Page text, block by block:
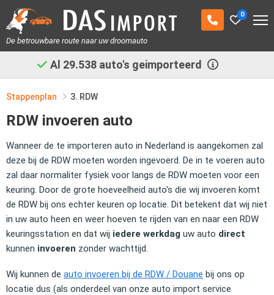
0
De betrouwbare route naar uw droomauto
29.538auto's geimporteerd
Stappenplan 3. RDW
RDW invoeren auto
Wanneer de te importeren auto in Nederland is aangekomen zal
deze bij de RDW moeten worden ingevoerd. De in te voeren auto
zal daar normaliter fysiek voor langs de RDW moeten voor een
keuring. Door de grote hoeveelheid auto's die wij invoeren komt
de RDW bij ons echter keuren op locatie. Dit betekent dat wij niet
in uw auto heen en weer hoeven te rijden van en naar een RDW
keuringsstation en dat wij iedere werkdag uw auto direct
kunnen invoeren zonder wachttijd.
Wij kunnen de auto invoeren bij de RDW / Douane bij ons op
locatie dus (als onderdeel van onze auto import service